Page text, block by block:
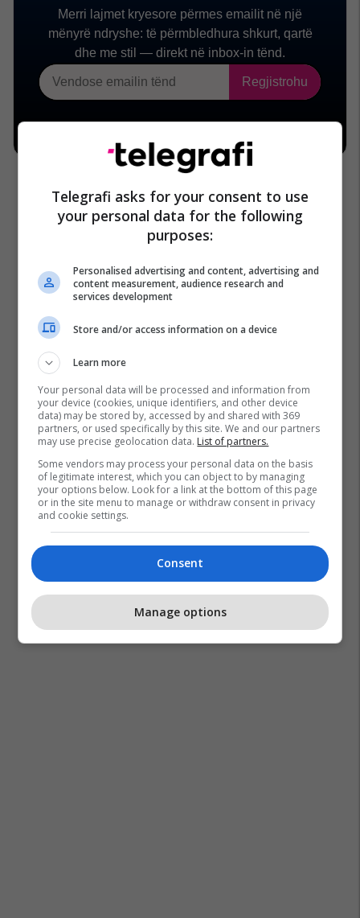
Telegrafi asks for your consent to use
your personal data for the following
purposes:
Personalised advertising and content, advertising and
content measurement, audience research and
services development
Store and/or access information on a device
Learn more
Your personal data will be processed and information from
your device (cookies, unique identifiers, and other device
data) may be stored by, accessed by and shared with 369
partners, or used specifically by this site. We and our partners
may use precise geolocation data. List of partners.
Some vendors may process your personal data on the basis
of legitimate interest, which you can object to by managing
your options below. Look for a link at the bottom of this page
or in the site menu to manage or withdraw consent in privacy
and cookie settings.
Consent
Manage options